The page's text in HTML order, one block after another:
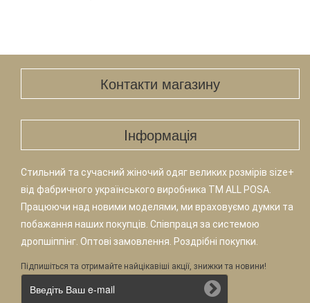
Контакти магазину
Iнформація
Стильний та сучасний жіночий одяг великих розмірів size+
від фабричного українського виробника TM ALL POSA.
Працюючи над новими моделями, ми враховуємо думки та
побажання наших покупців. Співпраця за системою
дропшіппінг. Оптові замовлення. Роздрібні покупки.
Підпишіться та отримайте найцікавіші акції, знижки та новини!